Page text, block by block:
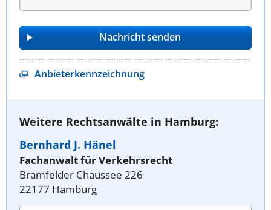
Anbieterkennzeichnung
Weitere Rechtsanwälte in Hamburg:
Bernhard J. Hänel
Fachanwalt für Verkehrsrecht
Bramfelder Chaussee 226
22177 Hamburg